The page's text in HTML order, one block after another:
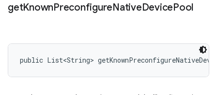
getKnownPreconfigureNativeDevicePool
public List<String>